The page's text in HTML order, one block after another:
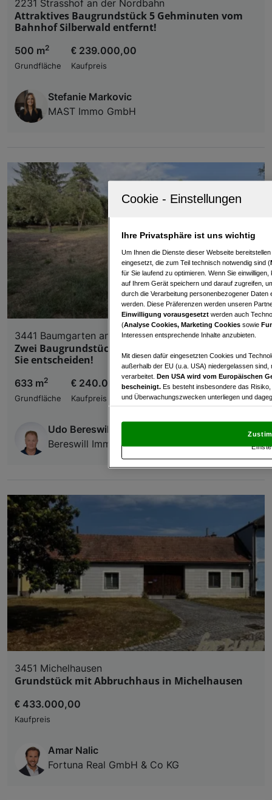
2231 Strasshof an der Nordbahn
Attraktives Baugrundstück 5 Gehminuten vom
Bahnhof Silberwald entfernt!
500 m2
Grundfläche
€ 239.000,00
Kaufpreis
Stefanie Markovic
MAST Immo GmbH
3441 Baumgarten am Tullnerfeld
Zwei Baugrundstücke oder Gesamtliegenschaft –
Sie entscheiden!
633 m2
Grundfläche
€ 240.000,00
Kaufpreis
Udo Bereswill
Bereswill Immobilien GmbH
3451 Michelhausen
Grundstück mit Abbruchhaus in Michelhausen
€ 433.000,00
Kaufpreis
Amar Nalic
Fortuna Real GmbH & Co KG
Ihre Privatsphäre ist uns wichtig
Um Ihnen die Dienste dieser Webseite
eingesetzt, die zum Teil technisch notwendig sind (
für Sie laufend zu optimieren. Wenn Sie
auf Ihrem Gerät speichern und darauf zugreifen,
durch die Verarbeitung personenbezogener
werden. Diese Präferenzen werden unseren
Einwilligung vorausgesetzt werden auch
(Analyse Cookies, Marketing Cookies sowie
Interessen entsprechende Inhalte anzubieten.
Mit diesen dafür eingesetzten Cookies und
außerhalb der EU (u.a. USA) niedergelassen
verarbeitet. Den USA wird vom Europäischen
bescheinigt. Es besteht insbesondere das
und Überwachungszwecken unterliegen und
und Widerspruch gegen die Verarbeitung auf der
„Cookie Einstellungen“, die sich auf jeder Seite
Verwendung genauer Standortdaten.
und der Performance von Inhalten,
Liste der Partner (Lieferanten)